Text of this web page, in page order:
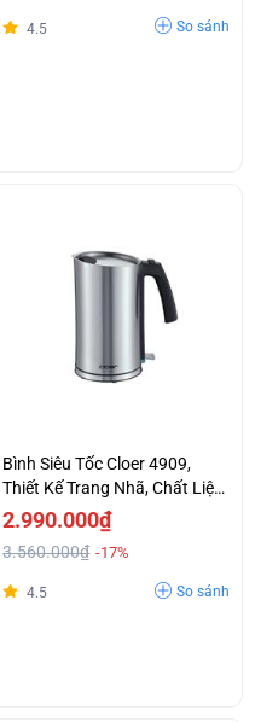
4.5 So sánh
Bình Siêu Tốc Cloer 4909,
Thiết Kế Trang Nhã, Chất Liệu
Cao Cấp.
2.990.000₫
3.560.000₫ -17%
4.5 So sánh